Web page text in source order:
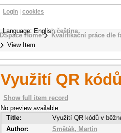
DSpace Home Kvalifikační práce dle
View Item
Login cookies
Language: Englishčeština
Využití QR
Show full item record
No preview available
Title:
Využití QR kódů v
Author:
Směták, Martin